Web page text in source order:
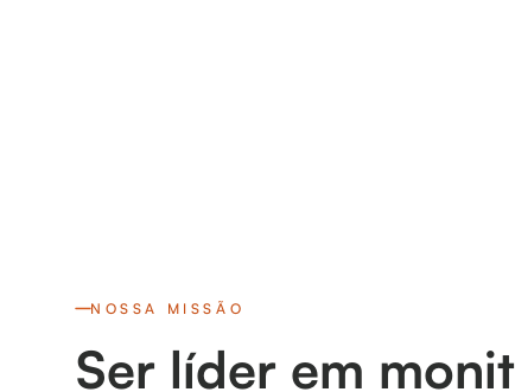
NOSSA MISSÃO
Ser líder em